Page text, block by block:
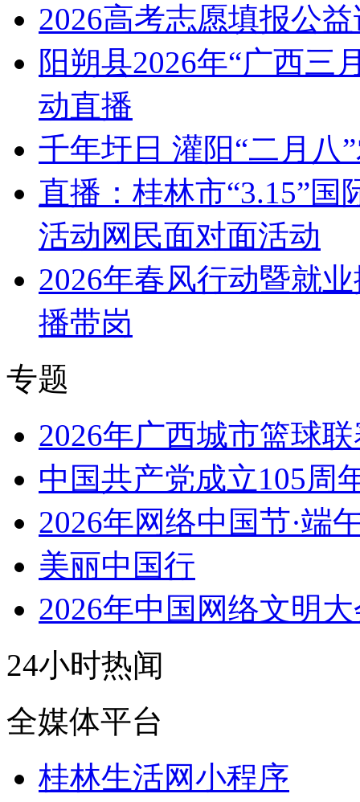
2026高考志愿填报公
阳朔县2026年“广西三
动直播
千年圩日 灌阳“二月八
直播：桂林市“3.15”
活动网民面对面活动
2026年春风行动暨就
播带岗
专题
2026年广西城市篮球
中国共产党成立105周
2026年网络中国节·端
美丽中国行
2026年中国网络文明
24小时热闻
全媒体平台
桂林生活网小程序